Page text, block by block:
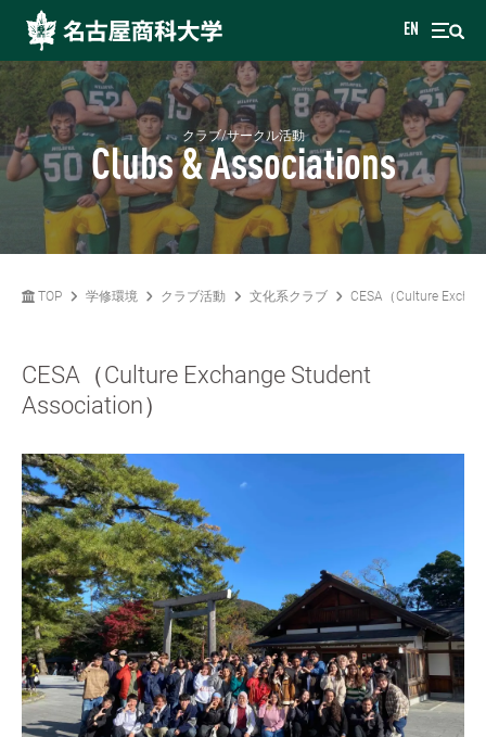
EN
クラブ/サークル活動
Clubs & Associations
TOP 学修環境 クラブ活動 文化系クラブ CESA（Culture
CESA（Culture Exchange Student
Association）